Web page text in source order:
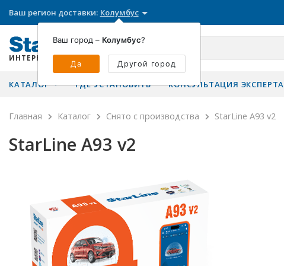
Ваш регион доставки: Колумбус
ИНТЕРНЕТ-МАГАЗИН
КАТАЛОГ ГДЕ УСТАНОВИТЬ КОНСУЛЬТАЦИЯ ЭКСПЕРТА
Главная Каталог Снято с производства StarLine A93 v2
StarLine A93 v2
Ваш город – Колумбус?
Да Другой город